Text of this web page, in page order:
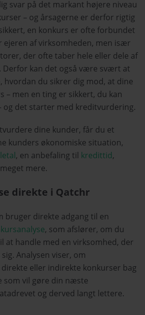
svar på det markant højere niveau
– og årsagerne er derfor rigtig
en konkurs er ofte forbundet
ejeren af virksomheden, men især
der ofte taber hele eller dele af
. Derfor kan det også være svært at
hvordan du sikrer dig mod, at dine
– men en ting er sikkert, du kan
og det starter med kreditvurdering.
dine kunder, får du et
kunders økonomiske situation,
, en anbefaling til kredittid,
mere.
direkte i Qatchr
bruger direkte adgang til en
, som afslører, om du
at handle med en virksomhed, der
Analysen viser, om
eller indirekte konkurser bag
som vil gøre din næste
og derved langt lettere.